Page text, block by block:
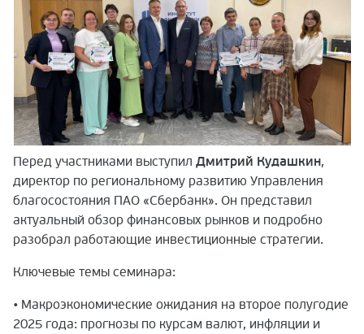
Перед участниками выступил Дмитрий Кудашкин,
директор по региональному развитию Управления
благосостояния ПАО «Сбербанк». Он представил
актуальный обзор финансовых рынков и подробно
разобрал работающие инвестиционные стратегии.
Ключевые темы семинара:
• Макроэкономические ожидания на второе полугодие
2025 года: прогнозы по курсам валют, инфляции и